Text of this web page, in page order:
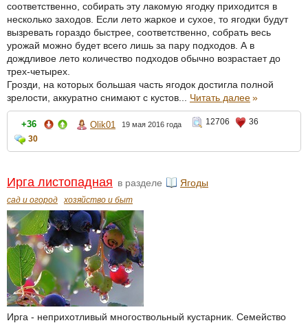
соответственно, собирать эту лакомую ягодку приходится в
несколько заходов. Если лето жаркое и сухое, то ягодки будут
вызревать гораздо быстрее, соответственно, собрать весь
урожай можно будет всего лишь за пару подходов. А в
дождливое лето количество подходов обычно возрастает до
трех-четырех.
Грозди, на которых большая часть ягодок достигла полной
зрелости, аккуратно снимают с кустов... Читать далее»
+36 Olik01 19 мая 2016 года 12706
36
30
Ирга листопадная в разделе Ягоды
сад и огород хозяйство и быт
Ирга - неприхотливый многоствольный кустарник. Семейство